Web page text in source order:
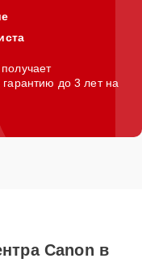
до 3 лет на
Canon в